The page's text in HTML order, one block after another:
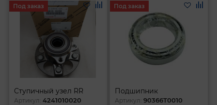
Cтупичный узел RR
Артикул:4241010020
Под заказ
Подшипник
Артикул:90366T0010
Под заказ